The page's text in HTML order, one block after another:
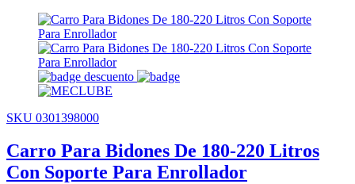
SKU 0301398000
Carro Para Bidones De 180-220 Litros
Con Soporte Para Enrollador